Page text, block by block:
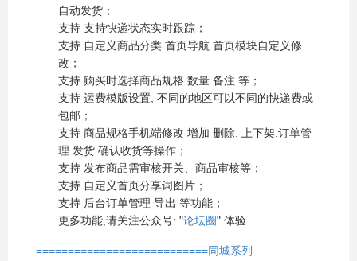
自动发货；
支持 支持快递状态实时跟踪；
支持 自定义商品分类 首页导航 首页模块自定义修
改；
支持 购买时选择商品规格 数量 备注 等；
支持 运费模版设置, 不同的地区可以不同的快递费或
包邮；
支持 商品规格手机端修改 增加 删除. 上下架.订单管
理 发货 确认收货等操作；
支持 发布商品需审核开关、商品审核等；
支持 自定义首页分享词图片；
支持 后台订单管理 导出 等功能；
更多功能,请关注公众号: "论坛圈" 体验
===========================同城系列